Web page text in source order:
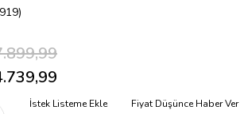
İstek Listeme Ekle Fiyat Düşünce Haber Ver